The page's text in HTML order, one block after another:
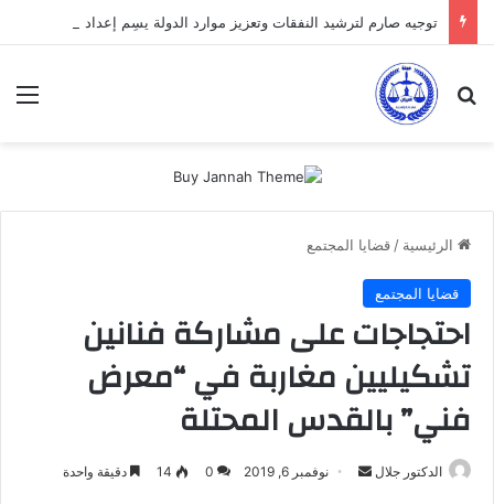
بحث عن
الرئيسية / قضايا المجتمع
قضايا المجتمع
احتجاجات على مشاركة فنانين
تشكيليين مغاربة في “معرض
فني” بالقدس المحتلة
الدكتور جلال
أرسل نوفمبر 6, 2019 0
14 دقيقة واحدة